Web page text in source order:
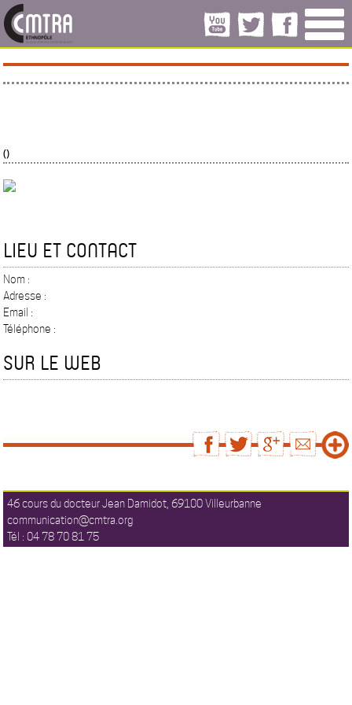
()
LIEU ET CONTACT
Nom :
Adresse :
Email :
Téléphone :
SUR LE WEB
46 cours du docteur Jean Damidot, 69100 Villeurbanne
communication@cmtra.org
Tél : 04 78 70 81 75